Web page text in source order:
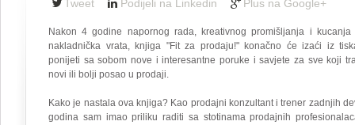
Tweet Podijeli na Linkedin Plus na Google+
Nakon 4 godine napornog rada, kreativnog promišljanja i kucanja
nakladnička vrata, knjiga "Fit za prodaju!" konačno će izaći iz
ponijeti sa sobom nove i interesantne poruke i savjete za sve koji
novi ili bolji posao u prodaji.
Kako je nastala ova knjiga? Kao prodajni konzultant i trener zadnjih
godina sam imao priliku raditi sa stotinama prodajnih